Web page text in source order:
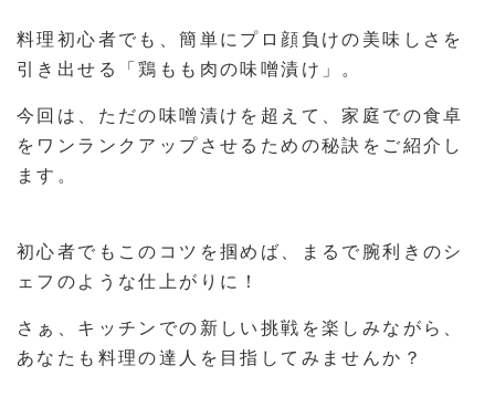
料理初心者でも、簡単にプロ顔負けの美味しさを
引き出せる「鶏もも肉の味噌漬け」。
今回は、ただの味噌漬けを超えて、家庭での食卓
をワンランクアップさせるための秘訣をご紹介し
ます。
初心者でもこのコツを掴めば、まるで腕利きのシ
ェフのような仕上がりに！
さぁ、キッチンでの新しい挑戦を楽しみながら、
あなたも料理の達人を目指してみませんか？